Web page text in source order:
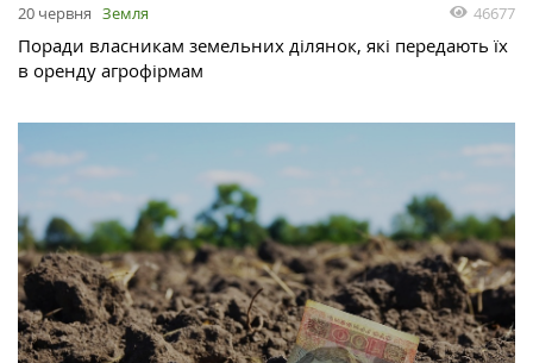
20 червня Земля 46677
Поради власникам земельних ділянок, які передають їх
в оренду агрофірмам